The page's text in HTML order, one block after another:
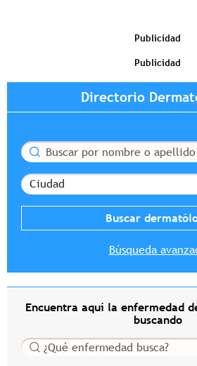
Publicidad
Publicidad
Directorio
Buscar
Ciudad
Búsqueda
Encuentra aquí la enfermedad
buscando
Buscar